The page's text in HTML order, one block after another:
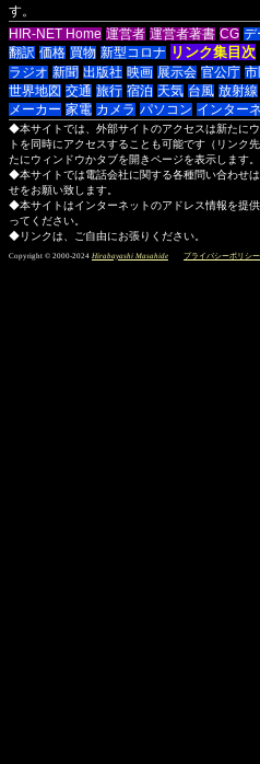
す。
HIR-NET Home 運営者 運営者著書 CG デ
翻訳 価格 買物 新型コロナ リンク集目次
ラジオ 新聞 出版社 映画 展示会 官公庁 市
世界地図 交通 旅行 宿泊 天気 台風 放射線
メーカー 家電 カメラ パソコン インター
◆本サイトでは、外部サイトのアクセスは新たに
トを同時にアクセスすることも可能です（リンク
たにウィンドウかタブを開きページを表示します
◆本サイトでは電話会社に関する各種問い合わせ
せをお願い致します。
◆本サイトはインターネットのアドレス情報を提
ってください。
◆リンクは、ご自由にお張りください。
Copyright © 2000-2024 Hirabayashi Masahide プライバシーポリシー